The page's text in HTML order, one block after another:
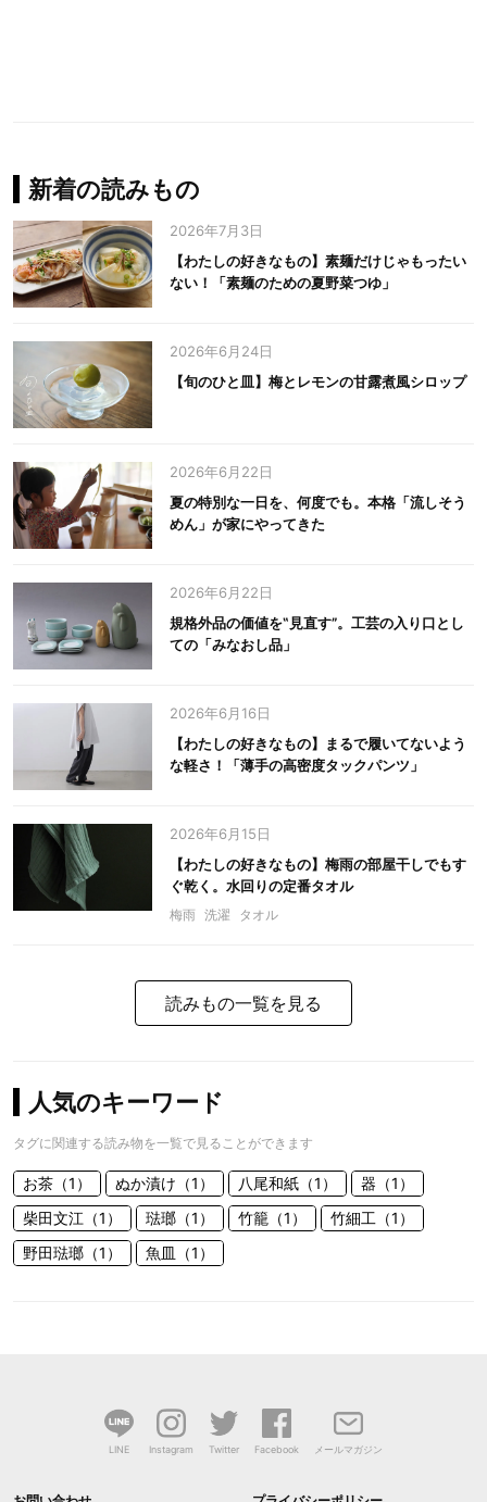
新着の読みもの
2026年7月3日
【わたしの好きなもの】素麺だけじゃもったい
ない！「素麺のための夏野菜つゆ」
2026年6月24日
【旬のひと皿】梅とレモンの甘露煮風シロップ
2026年6月22日
夏の特別な一日を、何度でも。本格「流しそう
めん」が家にやってきた
2026年6月22日
規格外品の価値を‟見直す”。工芸の入り口とし
ての「みなおし品」
2026年6月16日
【わたしの好きなもの】まるで履いてないよう
な軽さ！「薄手の高密度タックパンツ」
2026年6月15日
【わたしの好きなもの】梅雨の部屋干しでもす
ぐ乾く。水回りの定番タオル
梅雨 洗濯 タオル
読みもの一覧を見る
人気のキーワード
タグに関連する読み物を一覧で見ることができます
お茶（1） ぬか漬け（1） 八尾和紙（1）
器（1）
柴田文江（1）
琺瑯（1） 竹籠（1）
竹細工（1）
野田琺瑯（1）
魚皿（1）
LINE Instagram Twitter Facebook メールマガジン